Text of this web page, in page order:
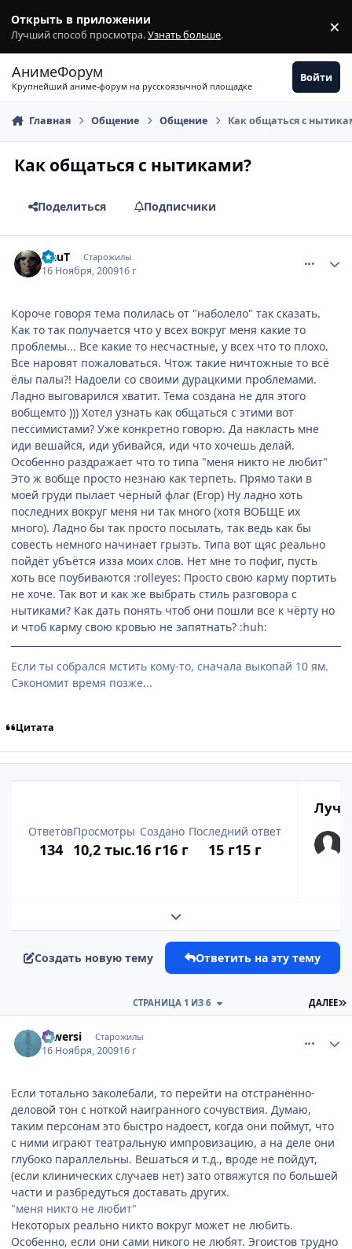
Открыть в приложении
Лучший способ просмотра.Узнать больше. ×
АнимеФорум
Крупнейший аниме-форум на русскоязычной площадке
Войти
Главная Общение Общение Как общаться с
Как общаться с нытиками?
Поделиться Подписчики
NauT Старожилы
16 Ноября, 200916 г
Короче говоря тема полилась от "наболело" так сказать.
Как то так получается что у всех вокруг меня какие то
проблемы... Все какие то несчастные, у всех что то плохо.
Все наровят пожаловаться. Чтож такие ничтожные то всё
ёлы палы?! Надоели со своими дурацкими проблемами.
Ладно выговарился хватит. Тема создана не для этого
вобщемто ))) Хотел узнать как общаться с этими вот
пессимистами? Уже конкретно говорю. Да накласть мне
иди вешайся, иди убивайся, иди что хочешь делай.
Особенно раздражает что то типа "меня никто не любит"
Это ж вобще просто незнаю как терпеть. Прямо таки в
моей груди пылает чёрный флаг (Егор) Ну ладно хоть
последних вокруг меня ни так много (хотя ВОБЩЕ их
много). Ладно бы так просто посылать, так ведь как бы
совесть немного начинает грызть. Типа вот щяс реально
пойдёт убъётся изза моих слов. Нет мне то пофиг, пусть
хоть все поубиваются :rolleyes: Просто свою карму портить
не хоче. Так вот и как же выбрать стиль разговора с
нытиками? Как дать понять чтоб они пошли все к чёрту но
и чтоб карму свою кровью не запятнать? :huh:
Если ты собрался мстить кому-то, сначала выкопай 10 ям.
Сэкономит время позже...
Цитата
Ответов
134
Просмотры
10,2 тыс.
Создано
16 г16 г
Последний ответ
15 г15 г
Развернуть обзор темы
Создать новую тему Ответить на эту тему
ДАЛЕЕ
СТРАНИЦА 1 ИЗ 6
rewersi Старожилы
16 Ноября, 200916 г
Если тотально заколебали, то перейти на отстранённо-
деловой тон с ноткой наигранного сочувствия. Думаю,
таким персонам это быстро надоест, когда они поймут, что
с ними играют театральную импровизацию, а на деле они
глубоко параллельны. Вешаться и т.д., вроде не пойдут,
(если клинических случаев нет) зато отвяжутся по большей
части и разбредуться доставать других.
"меня никто не любит"
Некоторых реально никто вокруг может не любить.
Особенно, если они сами никого не любят. Эгоистов трудно